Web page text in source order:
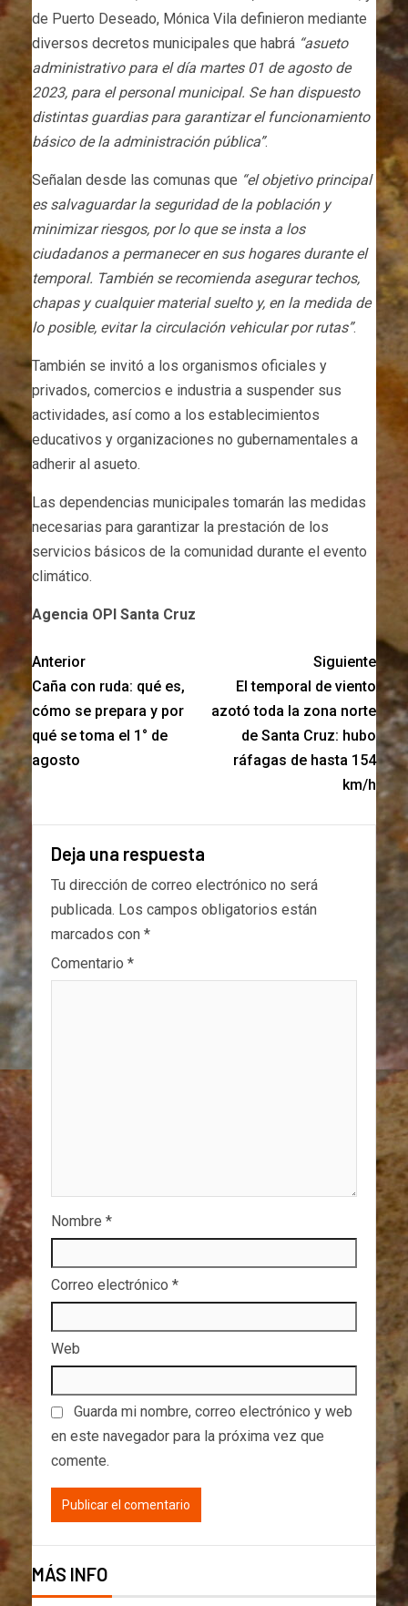
de Puerto Deseado, Mónica Vila definieron mediante
diversos decretos municipales que habrá “asueto
administrativo para el día martes 01 de agosto de
2023, para el personal municipal. Se han dispuesto
distintas guardias para garantizar el funcionamiento
básico de la administración pública”.
Señalan desde las comunas que “el objetivo principal
es salvaguardar la seguridad de la población y
minimizar riesgos, por lo que se insta a los
ciudadanos a permanecer en sus hogares durante el
temporal. También se recomienda asegurar techos,
chapas y cualquier material suelto y, en la medida de
lo posible, evitar la circulación vehicular por rutas”.
También se invitó a los organismos oficiales y
privados, comercios e industria a suspender sus
actividades, así como a los establecimientos
educativos y organizaciones no gubernamentales a
adherir al asueto.
Las dependencias municipales tomarán las medidas
necesarias para garantizar la prestación de los
servicios básicos de la comunidad durante el evento
climático.
Agencia OPI Santa Cruz
Anterior
Caña con ruda: qué es,
cómo se prepara y por
qué se toma el 1° de
agosto
Siguiente
El temporal de viento
azotó toda la zona norte
de Santa Cruz: hubo
ráfagas de hasta 154
km/h
Deja una respuesta
Tu dirección de correo electrónico no será
publicada. Los campos obligatorios están
marcados con *
Comentario *
Nombre *
Correo electrónico *
Web
Guarda mi nombre, correo electrónico y web
en este navegador para la próxima vez que
comente.
MÁS INFO